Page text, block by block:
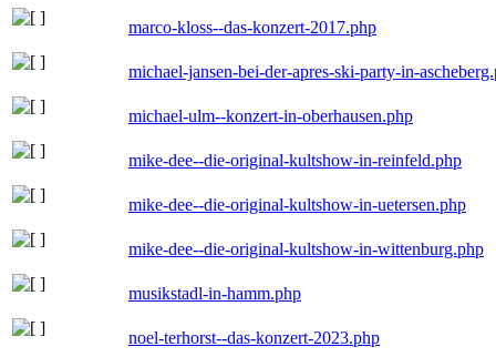
marco-kloss--das-konzert-2017.php
michael-jansen-bei-der-apres-ski-party-in-
michael-ulm--konzert-in-oberhausen.php
mike-dee--die-original-kultshow-in-reinfeld.php
mike-dee--die-original-kultshow-in-uetersen.php
mike-dee--die-original-kultshow-in-wittenburg.php
musikstadl-in-hamm.php
noel-terhorst--das-konzert-2023.php